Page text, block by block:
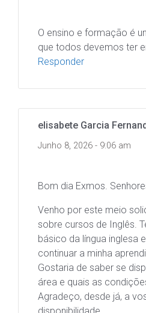
O ensino e formação é
que todos devemos ter
Responder
elisabete Garcia
Junho 8, 2026 - 9:06 am
Bom dia Exmos.
Venho por este meio
sobre cursos de Inglês.
básico da língua inglesa
continuar a minha
Gostaria de saber se
área e quais as
Agradeço, desde já, a